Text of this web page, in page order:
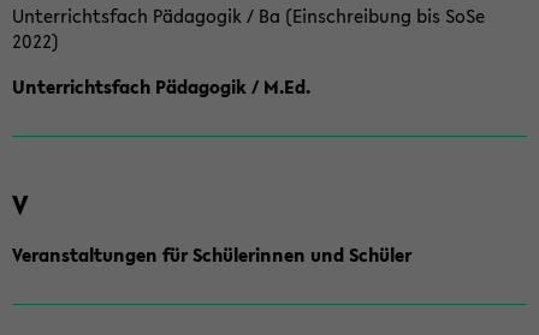
Unterrichtsfach Pädagogik / Ba (Einschreibung bis SoSe
2022)
Unterrichtsfach Pädagogik / M.Ed.
V
Veranstaltungen für Schülerinnen und Schüler